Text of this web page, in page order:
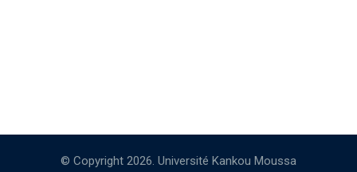
© Copyright 2026. Université Kankou Moussa